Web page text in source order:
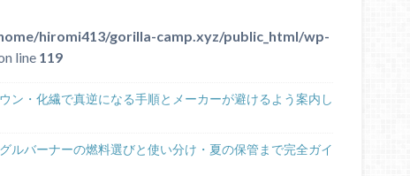
hiromi413/gorilla-camp.xyz/public_html/wp-
line 119
ン・化繊で真逆になる手順とメーカーが避けるよう案内し
ルバーナーの燃料選びと使い分け・夏の保管まで完全ガイ